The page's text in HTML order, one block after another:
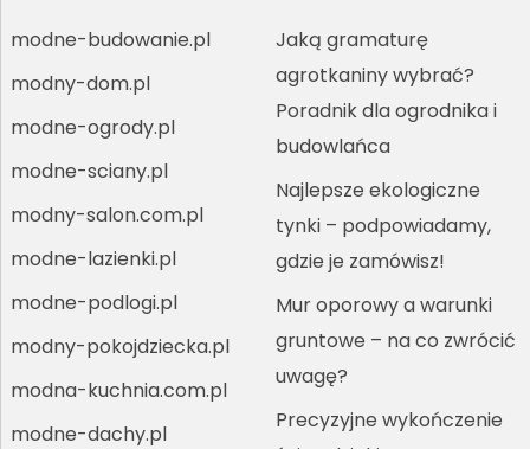
modne-budowanie.pl
modny-dom.pl
modne-ogrody.pl
modne-sciany.pl
modny-salon.com.pl
modne-lazienki.pl
modne-podlogi.pl
modny-pokojdziecka.pl
modna-kuchnia.com.pl
modne-dachy.pl
Jaką gramaturę
agrotkaniny wybrać?
Poradnik dla ogrodnika i
budowlańca
Najlepsze ekologiczne
tynki – podpowiadamy,
gdzie je zamówisz!
Mur oporowy a warunki
gruntowe – na co zwrócić
uwagę?
Precyzyjne wykończenie